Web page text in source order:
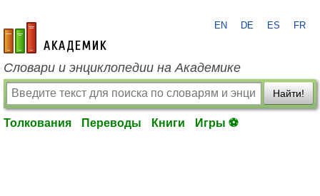
academic.ru
EN DE ES FR
Словари и энциклопедии на Академике
Найти!
Толкования Переводы Книги Игры ⚽